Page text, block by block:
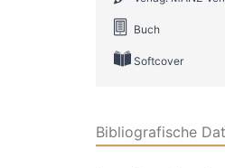
Buch
Softcover
Bibliografische